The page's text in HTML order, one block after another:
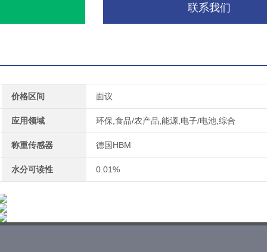
联系我们
价格区间 面议
应用领域 环保,食品/农产品,能源,电子/电池,综合
称重传感器 德国HBM
水分可读性 0.01%